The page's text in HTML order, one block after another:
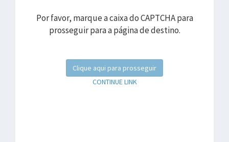
Por favor, marque a caixa do CAPTCHA para
prosseguir para a página de destino.
Clique aqui para prosseguir
CONTINUE LINK